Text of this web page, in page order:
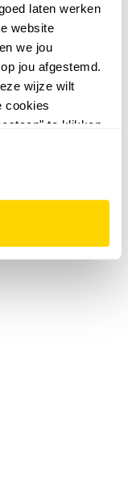
laten werken
website
we jou
jou afgestemd.
wijze wilt
cookies
te klikken.